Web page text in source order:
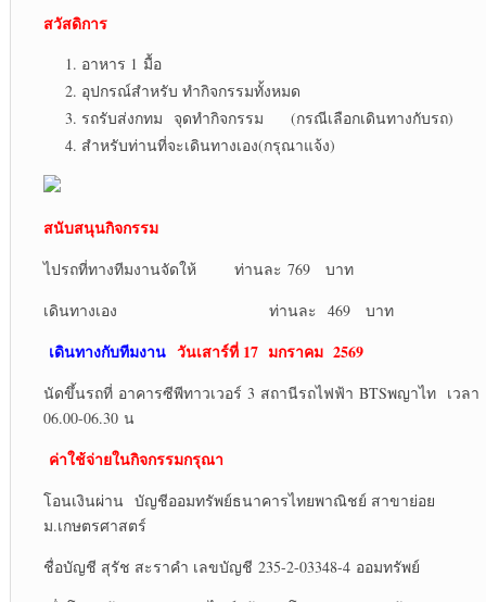
สวัสดิการ
อาหาร 1 มื้อ
อุปกรณ์สำหรับ ทำกิจกรรมทั้งหมด
รถรับส่งกทม จุดทำกิจกรรม (กรณีเลือกเดินทางกับรถ)
สำหรับท่านที่จะเดินทางเอง(กรุณาแจ้ง)
สนับสนุนกิจกรรม
ไปรถที่ทางทีมงานจัดให้ ท่านละ 769 บาท
เดินทางเอง ท่านละ 469 บาท
เดินทางกับทีมงาน วันเสาร์ที่ 17 มกราคม 2569
นัดขึ้นรถที่ อาคารซีพีทาวเวอร์ 3 สถานีรถไฟฟ้า BTSพญาไท เวลา
06.00-06.30 น
ค่าใช้จ่ายในกิจกรรมกรุณา
โอนเงินผ่าน บัญชีออมทรัพย์ธนาคารไทยพาณิชย์ สาขาย่อย
ม.เกษตรศาสตร์
ชื่อบัญชี สุรัช สะราคำ เลขบัญชี 235-2-03348-4 ออมทรัพย์